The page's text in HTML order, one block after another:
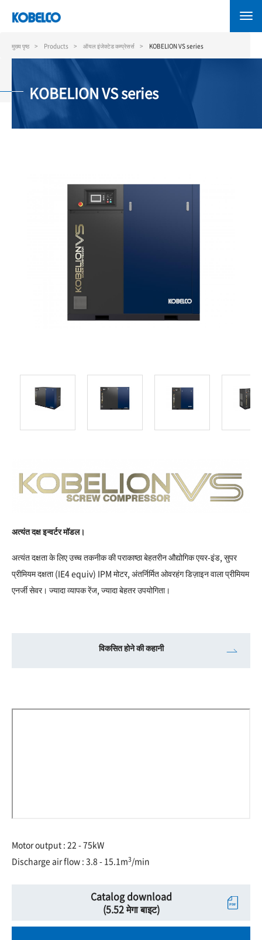
content
मुख्य पृष्ठ Products ऑयल इंजेक्टेड कम्प्रेसर्स KOBELION VS series
KOBELION VS series
अत्यंत दक्ष इन्वर्टर मॉडल।
अत्यंत दक्षता के लिए उच्च तकनीक की पराकाष्ठा बेहतरीन औद्योगिक एयर-इंड, सुपर
प्रीमियम दक्षता (IE4 equiv) IPM मोटर, अंतर्निर्मित ओवरहंग डिज़ाइन वाला प्रीमियम
एनर्जी सेवर। ज्यादा व्यापक रेंज, ज्यादा बेहतर उपयोगिता।
विकसित होने की कहानी
Motor output : 22 - 75kW
Discharge air flow : 3.8 - 15.1m3/min
Catalog download
(5.52 मेगा बाइट)